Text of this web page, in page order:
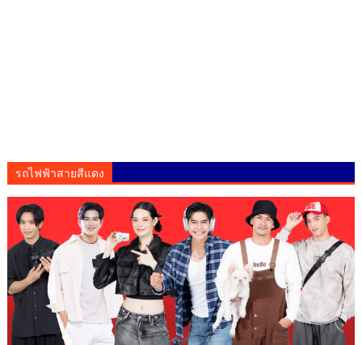
รถไฟฟ้าสายสีแดง